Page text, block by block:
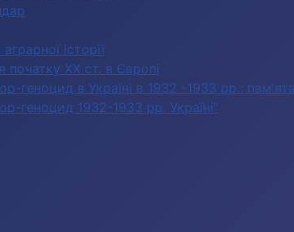
історії
початку ХХ ст. в Європі
геноцид в Україні в 1932 -1933 рр.:
геноцид 1932-1933 рр. Україні"